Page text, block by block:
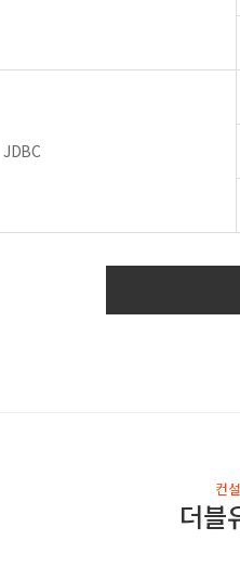
JDBC
컨
더블